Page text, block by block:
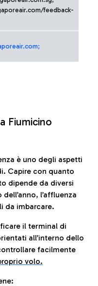
feedback-
Fiumicino
è uno degli aspetti
Capire con quanto
dipende da diversi
l’affluenza
da imbarcare.
il terminal di
all’interno dello
facilmente
volo.